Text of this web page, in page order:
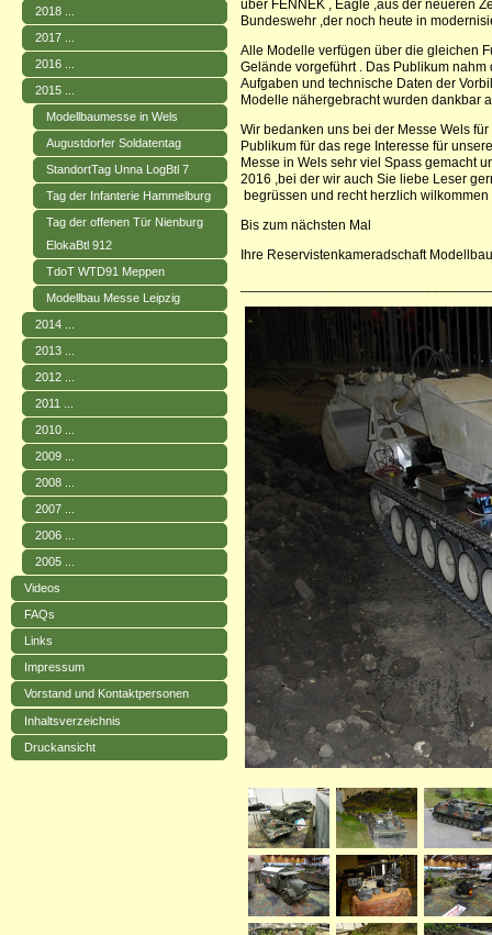
2018 ...
2017 ...
2016 ...
2015 ...
Modellbaumesse in Wels
Augustdorfer Soldatentag
StandortTag Unna LogBtl 7
Tag der Infanterie Hammelburg
Tag der offenen Tür Nienburg
ElokaBtl 912
TdoT WTD91 Meppen
Modellbau Messe Leipzig
2014 ...
2013 ...
2012 ...
2011 ...
2010 ...
2009 ...
2008 ...
2007 ...
2006 ...
2005 ...
Videos
FAQs
Links
Impressum
Vorstand und Kontaktpersonen
Inhaltsverzeichnis
Druckansicht
über FENNEK , Eagle ,aus der neueren
Bundeswehr ,der noch heute in
Alle Modelle verfügen über die gleichen
Gelände vorgeführt . Das Publikum
Aufgaben und technische Daten der
Modelle nähergebracht wurden dankbar
Wir bedanken uns bei der Messe Wels
Publikum für das rege Interesse für
Messe in Wels sehr viel Spass gemacht
2016 ,bei der wir auch Sie liebe Leser
begrüssen und recht herzlich
Bis zum nächsten Mal
Ihre Reservistenkameradschaft Modellbau